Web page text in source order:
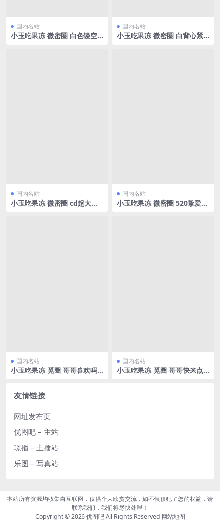
国内名站
小玉吃果冻 微密圈 白色镂空
国内名站
小玉吃果冻 微密圈 白背心紧
国内名站
小玉吃果冻 微密圈 cd超大的
国内名站
小玉吃果冻 微密圈 520挚爱献
国内名站
小玉吃果冻 觅圈 哥哥喜欢吗
国内名站
小玉吃果冻 觅圈 哥哥快来点
友情链接
网址发布页
优图吧 – 主站
璟播 – 主播站
乐图 – 写真站
本站所有资源均收集自互联网，仅供个人欣赏交流，如不慎侵犯了您的权益，请
联系我们，我们将尽快处理！
Copyright © 2026优图吧All Rights Reserved 网站地图